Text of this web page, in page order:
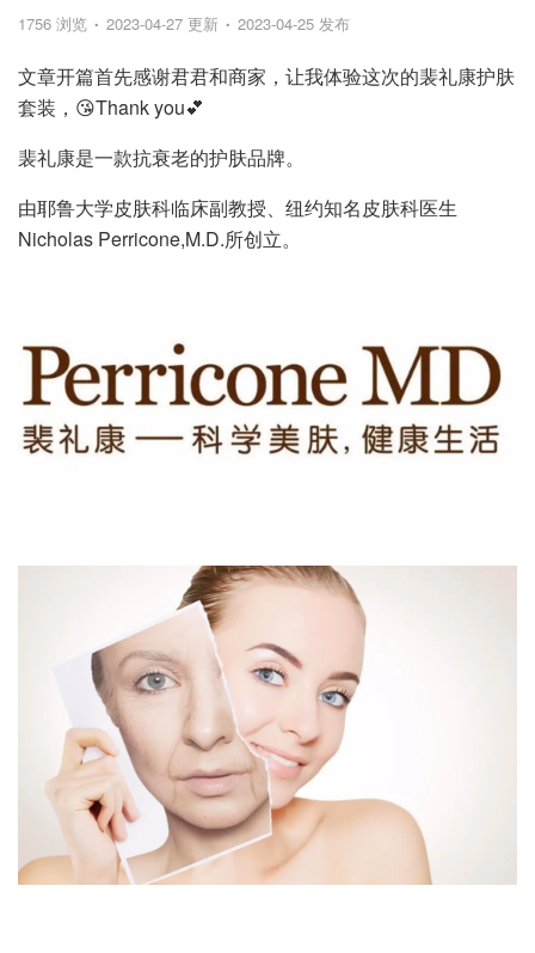
1756 浏览 2023-04-27 更新 2023-04-25 发布
文章开篇首先感谢君君和商家，让我体验这次的裴礼康护肤
套装，😘Thank you💕
裴礼康是一款抗衰老的护肤品牌。
由耶鲁大学皮肤科临床副教授、纽约知名皮肤科医生
Nicholas Perricone,M.D.所创立。